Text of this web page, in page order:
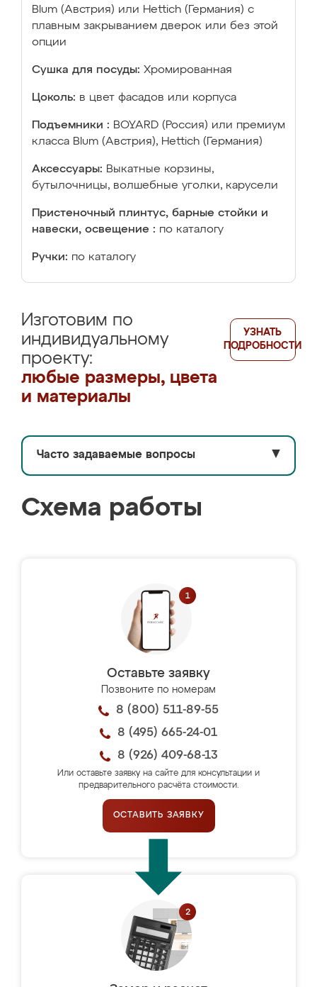
Blum (Австрия) или Hettich (Германия) с
плавным закрыванием дверок или без этой
опции
Сушка для посуды: Хромированная
Цоколь: в цвет фасадов или корпуса
Подъемники : BOYARD (Россия) или премиум
класса Blum (Австрия), Hettich (Германия)
Аксессуары: Выкатные корзины,
бутылочницы, волшебные уголки, карусели
Пристеночный плинтус, барные стойки и
навески, освещение : по каталогу
Ручки: по каталогу
Изготовим по
индивидуальному
проекту:
любые размеры, цвета
и материалы
УЗНАТЬ
ПОДРОБНОСТИ
Часто задаваемые вопросы ▼
Схема работы
Оставьте заявку
Позвоните по номерам
8 (800) 511-89-55
8 (495) 665-24-01
8 (926) 409-68-13
Или оставьте заявку на сайте для консультации и
предварительного расчёта стоимости.
ОСТАВИТЬ ЗАЯВКУ